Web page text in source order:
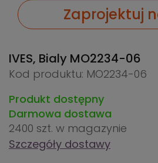
Zaprojektuj
IVES, Bialy MO2234-06
Kod produktu: MO2234-06
Produkt dostępny
Darmowa dostawa
2400 szt. w magazynie
Szczegóły dostawy